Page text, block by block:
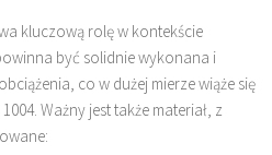
kluczową rolę w kontekście
być solidnie wykonana i
co w dużej mierze wiąże się
Ważny jest także materiał, z